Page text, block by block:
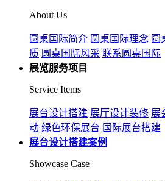
About Us
圆桌国际简介 圆桌国际理念 圆
质 圆桌国际风采 联系圆桌国际
展览服务项目
Service Items
展台设计搭建 展厅设计装修 展
动 绿色环保展台 国际展台搭建
展台设计搭建案例
Showcase Case